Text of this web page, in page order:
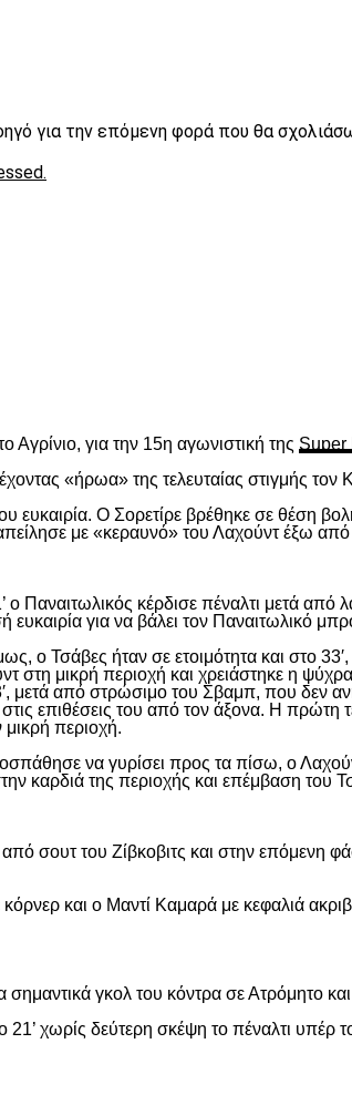
για την επόμενη φορά που θα
Αγρίνιο, για την 15η αγωνιστική της Super
«ήρωα» της τελευταίας στιγμής
ευκαιρία. Ο Σορετίρε βρέθηκε σε θέση
με «κεραυνό» του Λαχούντ έξω
κέρδισε πέναλτι μετά από
ευκαιρία για να βάλει τον Παναιτωλικό
ο Τσάβες ήταν σε ετοιμότητα και στο
μικρή περιοχή και χρειάστηκε η
μετά από στρώσιμο του Σβαμπ, που δεν
επιθέσεις του από τον άξονα. Η
περιοχή.
να γυρίσει προς τα πίσω, ο
καρδιά της περιοχής και επέμβαση του
σουτ του Ζίβκοβιτς και στην επόμενη
και ο Μαντί Καμαρά με κεφαλιά
γκολ του κόντρα σε Ατρόμητο
χωρίς δεύτερη σκέψη το πέναλτι υπέρ